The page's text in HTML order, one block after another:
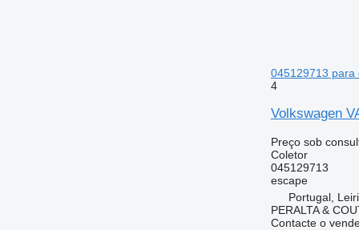
045129713 para
4
Volkswagen
Preço sob
Coletor
045129713
escape
Portugal,
PERALTA &
Contacte o